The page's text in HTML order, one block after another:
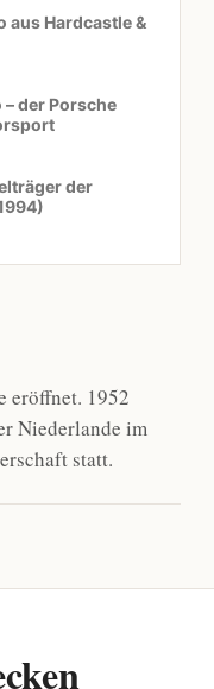
aus Hardcastle &
der Porsche
der
eröffnet. 1952
Niederlande im
statt.